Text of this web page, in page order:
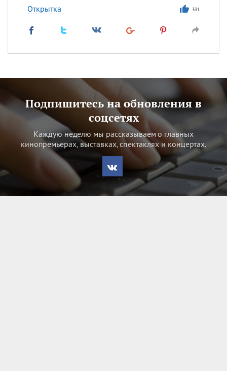
Открытка 331
Подпишитесь на обновления в
соцсетях
Каждую неделю мы рассказываем о главных
кинопремьерах, выставках, спектаклях и концертах.